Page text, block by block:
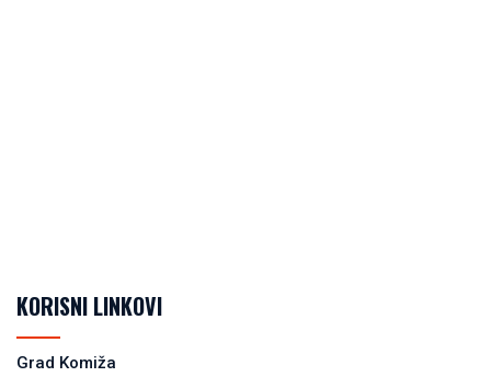
KORISNI LINKOVI
Grad Komiža